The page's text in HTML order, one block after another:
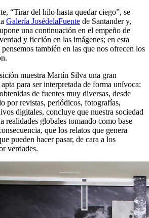
“Tirar del hilo hasta quedar ciego”, se
Galería JosédelaFuente de Santander y,
una continuación en el empeño de
y ficción en las imágenes; en esta
también en las que nos ofrecen los
muestra Martín Silva una gran
para ser interpretada de forma unívoca:
de fuentes muy diversas, desde
por revistas, periódicos, fotografías,
digitales, concluye que nuestra sociedad
realidades globales tomando como base
que los relatos que genera
pueden hacer pasar, de cara a los
verdades.